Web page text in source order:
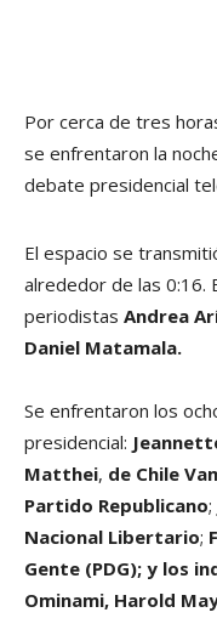
Por cerca de tres
se enfrentaron la
debate presidencial
El espacio se
alrededor de las 0:16.
periodistas Andrea
Daniel Matamala.
Se enfrentaron los
presidencial:
Matthei, de Chile
Partido Republicano;
Nacional Libertario;
Gente (PDG); y los
Ominami, Harold